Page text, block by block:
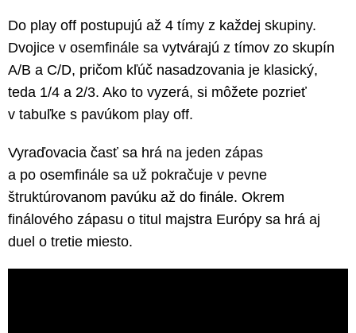
Do play off postupujú až 4 tímy z každej skupiny.
Dvojice v osemfinále sa vytvárajú z tímov zo skupín
A/B a C/D, pričom kľúč nasadzovania je klasický,
teda 1/4 a 2/3. Ako to vyzerá, si môžete pozrieť
v tabuľke s pavúkom play off.
Vyraďovacia časť sa hrá na jeden zápas
a po osemfinále sa už pokračuje v pevne
štruktúrovanom pavúku až do finále. Okrem
finálového zápasu o titul majstra Európy sa hrá aj
duel o tretie miesto.